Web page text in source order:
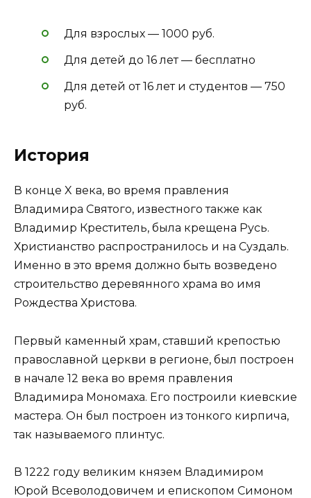
Для взрослых — 1000 руб.
Для детей до 16 лет — бесплатно
Для детей от 16 лет и студентов — 750
руб.
История
В конце X века, во время правления
Владимира Святого, известного также как
Владимир Креститель, была крещена Русь.
Христианство распространилось и на Суздаль.
Именно в это время должно быть возведено
строительство деревянного храма во имя
Рождества Христова.
Первый каменный храм, ставший крепостью
православной церкви в регионе, был построен
в начале 12 века во время правления
Владимира Мономаха. Его построили киевские
мастера. Он был построен из тонкого кирпича,
так называемого плинтус.
В 1222 году великим князем Владимиром
Юрой Всеволодовичем и епископом Симоном